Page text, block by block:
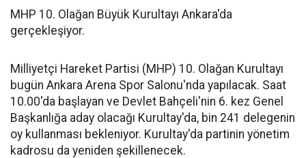
MHP 10. Olağan Büyük Kurultayı Ankara'da
gerçekleşiyor.
Milliyetçi Hareket Partisi (MHP) 10. Olağan Kurultayı
bugün Ankara Arena Spor Salonu'nda yapılacak. Saat
10.00'da başlayan ve Devlet Bahçeli'nin 6. kez Genel
Başkanlığa aday olacağı Kurultay'da, bin 241 delegenin
oy kullanması bekleniyor. Kurultay'da partinin yönetim
kadrosu da yeniden şekillenecek.